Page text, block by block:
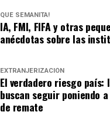
QUÉ SEMANITA!
IA, FMI, FIFA y otras
anécdotas sobre las
EXTRANJERIZACIÓN
El verdadero riesgo país:
buscan seguir poniendo
de remate